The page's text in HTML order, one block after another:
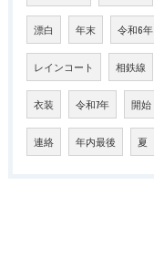
漂白 年末 令和6年
レインコート 相鉄線
衣装 令和7年 開始
連絡 年内最後 夏